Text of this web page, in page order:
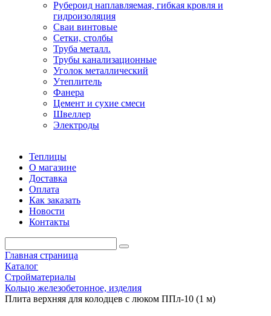
Рубероид наплавляемая, гибкая кровля и
гидроизоляция
Сваи винтовые
Сетки, столбы
Труба металл.
Трубы канализационные
Уголок металлический
Утеплитель
Фанера
Цемент и сухие смеси
Швеллер
Электроды
Теплицы
О магазине
Доставка
Оплата
Как заказать
Новости
Контакты
Главная страница
Каталог
Стройматериалы
Кольцо железобетонное, изделия
Плита верхняя для колодцев с люком ППл-10 (1 м)